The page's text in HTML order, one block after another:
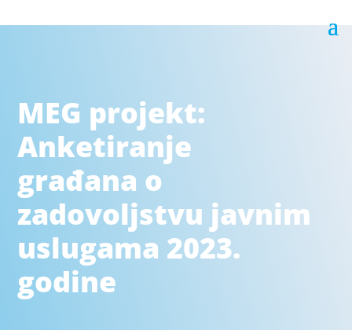
MEG projekt:
Anketiranje
građana o
zadovoljstvu javnim
uslugama 2023.
godine